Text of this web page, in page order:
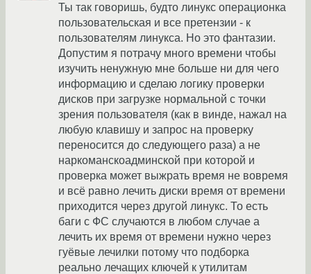
Ты так говоришь, будто линукс операционка
пользовательская и все претензии - к
пользователям линукса. Но это фантазии.
Допустим я потрачу много времени чтобы
изучить ненужную мне больше ни для чего
информацию и сделаю логику проверки
дисков при загрузке нормальной с точки
зрения пользователя (как в винде, нажал на
любую клавишу и запрос на проверку
переносится до следующего раза) а не
наркоманскоадминской при которой и
проверка может выжрать время не вовремя
и всё равно лечить диски время от времени
приходится через другой линукс. То есть
баги с ФС случаются в любом случае а
лечить их время от времени нужно через
гуёвые лечилки потому что подборка
реально лечащих ключей к утилитам